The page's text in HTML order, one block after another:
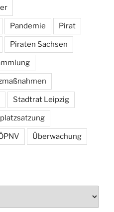
Pandemie Pirat
Piraten Sachsen
Stadtrat Leipzig
Überwachung